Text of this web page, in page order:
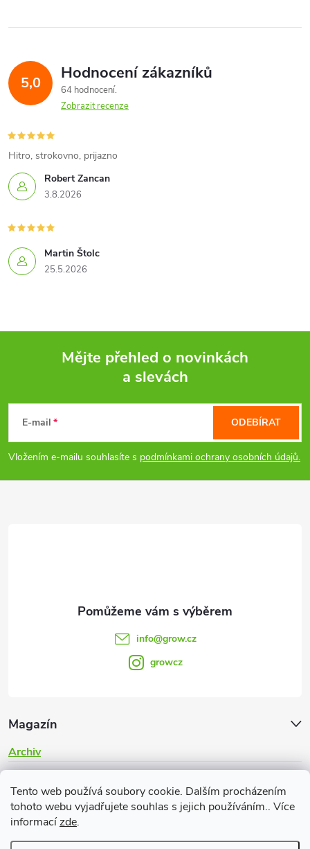
Tento web používá soubory cookie. Dalším procházením
tohoto webu vyjadřujete souhlas s jejich používáním.. Více
informacízde.
5,0 Hodnocení zákazníků
64 hodnocení
Zobrazit recenze
Robert Zancan
3.8.2026
Hitro, strokovno, prijazno
Martin Štolc
25.5.2026
p
a
Mějte přehled o novinkách
a slevách
E-mail
Vložením e-mailu souhlasíte s podmínkami ochrany osobních údajů.
ODEBÍRAT
Magazín
Archiv
info@grow.cz
growcz